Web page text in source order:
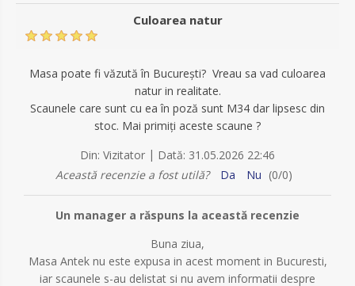
Culoarea natur
Masa poate fi văzută în București? Vreau sa vad culoarea
natur in realitate.
Scaunele care sunt cu ea în poză sunt M34 dar lipsesc din
stoc. Mai primiți aceste scaune ?
Din: Vizitator | Dată: 31.05.2026 22:46
Această recenzie a fost utilă?
Da Nu (0/0)
Un manager a răspuns la această recenzie
Buna ziua,
Masa Antek nu este expusa in acest moment in Bucuresti,
iar scaunele s-au delistat si nu avem informatii despre